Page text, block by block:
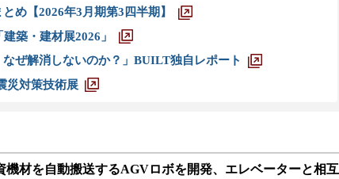
め【2026年3月期第3四半期】
築・建材展2026」
なぜ解消しないのか？」BUILT独自レポート
災対策技術展
機材を自動搬送するAGVロボを開発、エレベーターと相互